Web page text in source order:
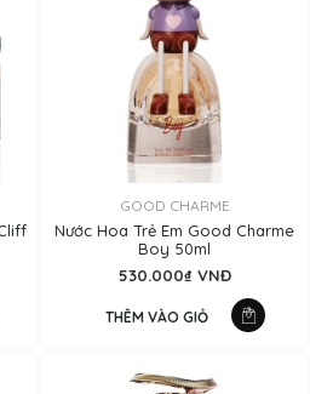
GOOD CHARME
Nước Hoa Trẻ Em Good Charme
Boy 50ml
530.000₫ VNĐ
THÊM VÀO GIỎ